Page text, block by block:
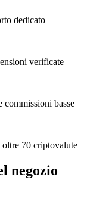
dedicato
verificate
commissioni basse
70 criptovalute
negozio